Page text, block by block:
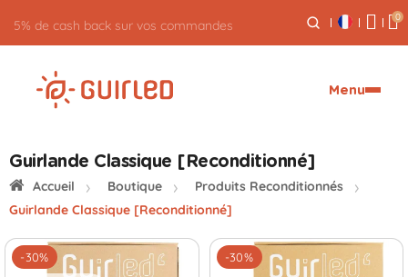
5% de cash back sur vos commandes 0
Menu
Guirlande Classique [Reconditionné]
Accueil Boutique
Produits Reconditionnés
Guirlande Classique [Reconditionné]
-30%
-30%